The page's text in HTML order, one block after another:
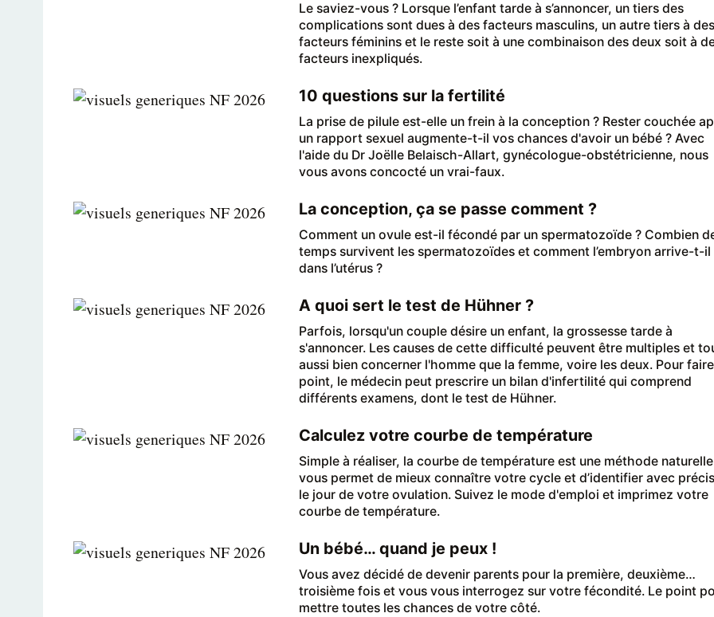
Le saviez-vous ? Lorsque l’enfant tarde à s’annoncer, un tiers des
complications sont dues à des facteurs masculins, un autre tiers à des
facteurs féminins et le reste soit à une combinaison des deux soit à
facteurs inexpliqués.
10 questions sur la fertilité
La prise de pilule est-elle un frein à la conception ? Rester couchée
un rapport sexuel augmente-t-il vos chances d'avoir un bébé ? Avec
l'aide du Dr Joëlle Belaisch-Allart, gynécologue-obstétricienne, nous
vous avons concocté un vrai-faux.
La conception, ça se passe comment ?
Comment un ovule est-il fécondé par un spermatozoïde ? Combien
temps survivent les spermatozoïdes et comment l’embryon arrive-t-il
dans l’utérus ?
A quoi sert le test de Hühner ?
Parfois, lorsqu'un couple désire un enfant, la grossesse tarde à
s'annoncer. Les causes de cette difficulté peuvent être multiples et
aussi bien concerner l'homme que la femme, voire les deux. Pour
point, le médecin peut prescrire un bilan d'infertilité qui comprend
différents examens, dont le test de Hühner.
Calculez votre courbe de température
Simple à réaliser, la courbe de température est une méthode
vous permet de mieux connaître votre cycle et d’identifier avec
le jour de votre ovulation. Suivez le mode d'emploi et imprimez votre
courbe de température.
Un bébé… quand je peux !
Vous avez décidé de devenir parents pour la première, deuxième…
troisième fois et vous vous interrogez sur votre fécondité. Le point
mettre toutes les chances de votre côté.